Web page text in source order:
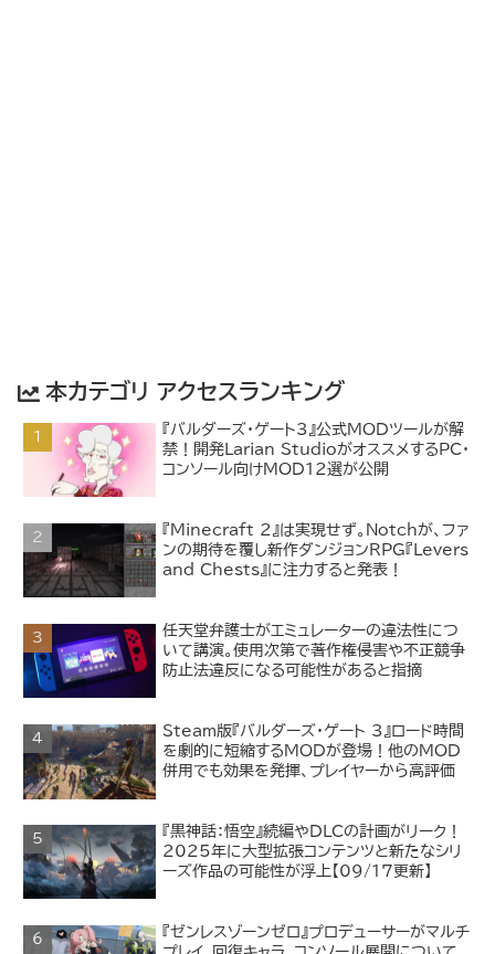
本カテゴリ アクセスランキング
『バルダーズ・ゲート3』公式MODツールが解
禁！開発Larian StudioがオススメするPC・
コンソール向けMOD12選が公開
『Minecraft 2』は実現せず。Notchが、ファ
ンの期待を覆し新作ダンジョンRPG『Levers
and Chests』に注力すると発表！
任天堂弁護士がエミュレーターの違法性につ
いて講演。使用次第で著作権侵害や不正競争
防止法違反になる可能性があると指摘
Steam版『バルダーズ・ゲート 3』ロード時間
を劇的に短縮するMODが登場！他のMOD
併用でも効果を発揮、プレイヤーから高評価
『黒神話：悟空』続編やDLCの計画がリーク！
2025年に大型拡張コンテンツと新たなシリ
ーズ作品の可能性が浮上【09/17更新】
『ゼンレスゾーンゼロ』プロデューサーがマルチ